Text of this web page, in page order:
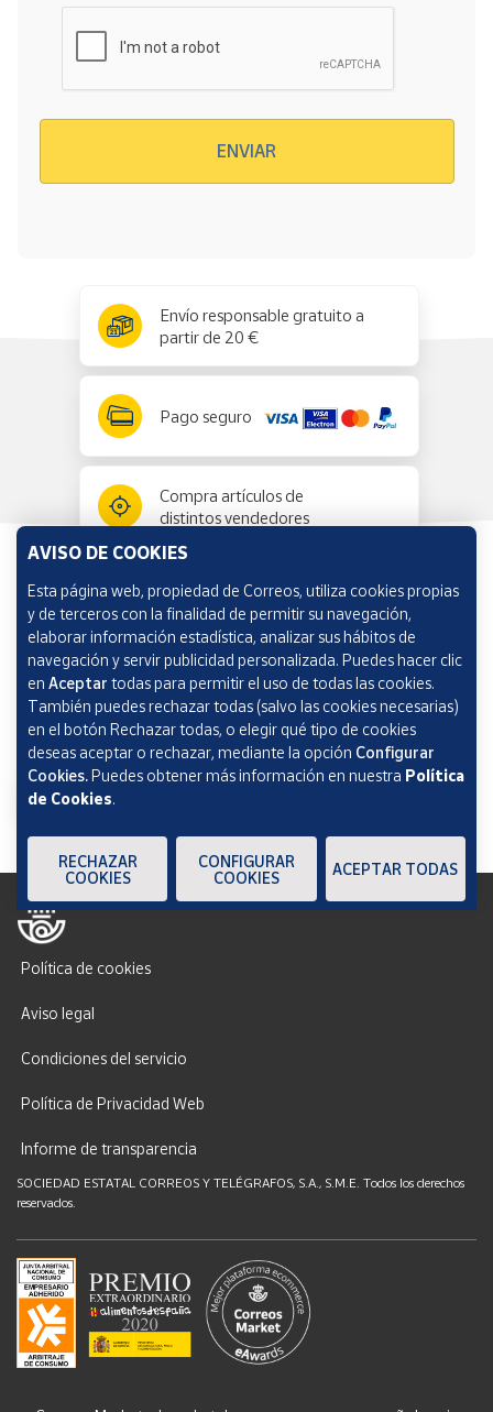
ENVIAR
Envío responsable gratuito a
partir de 20 €
Pago seguro
Compra artículos de
distintos vendedores
Información y ayuda
Correos Market
Política de cookies
Aviso legal
Condiciones del servicio
Política de Privacidad Web
Informe de transparencia
SOCIEDAD ESTATAL CORREOS Y TELÉGRAFOS, S.A., S.M.E. Todos los derechos
reservados.
AVISO DE COOKIES
Esta página web, propiedad de Correos, utiliza cookies propias
y de terceros con la finalidad de permitir su navegación,
elaborar información estadística, analizar sus hábitos de
navegación y servir publicidad personalizada. Puedes hacer clic
en Aceptar todas para permitir el uso de todas las cookies.
También puedes rechazar todas (salvo las cookies necesarias)
en el botón Rechazar todas, o elegir qué tipo de cookies
deseas aceptar o rechazar, mediante la opción Configurar
Cookies.Puedes obtener más información en nuestra Política
de Cookies.
RECHAZAR
COOKIES
CONFIGURAR
COOKIES
ACEPTAR TODAS